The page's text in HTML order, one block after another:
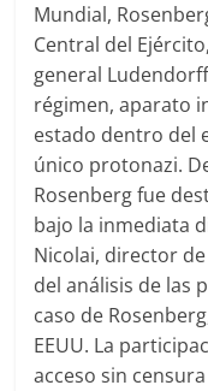
Mundial,
Central del
general
régimen, aparato
estado dentro del
único protonazi.
Rosenberg fue
bajo la inmediata
Nicolai, director
del análisis de las
caso de
EEUU. La
acceso sin